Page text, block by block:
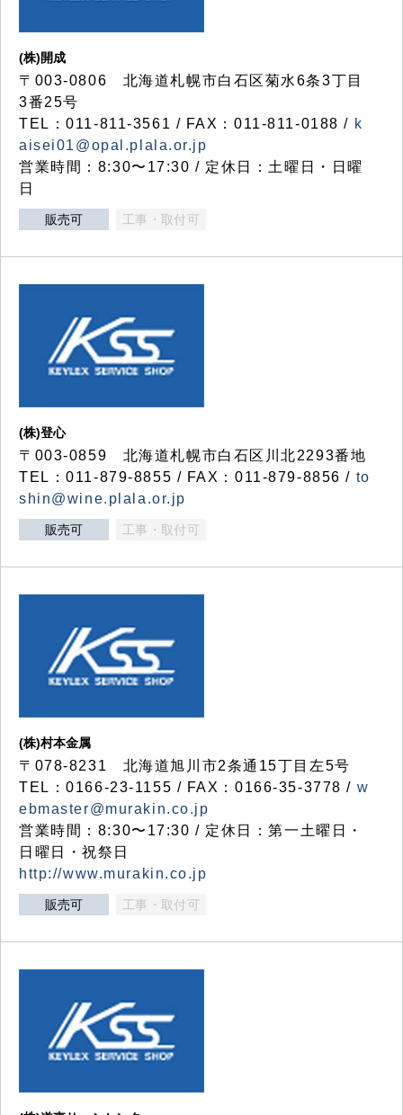
(株)開成
〒003-0806 北海道札幌市白石区菊水6条3丁目
3番25号
TEL：011-811-3561 / FAX：011-811-0188 / k
aisei01@opal.plala.or.jp
営業時間：8:30〜17:30 / 定休日：土曜日・日曜
日
販売可 工事・取付可
(株)登心
〒003-0859 北海道札幌市白石区川北2293番地
TEL：011-879-8855 / FAX：011-879-8856 / to
shin@wine.plala.or.jp
販売可 工事・取付可
(株)村本金属
〒078-8231 北海道旭川市2条通15丁目左5号
TEL：0166-23-1155 / FAX：0166-35-3778 / w
ebmaster@murakin.co.jp
営業時間：8:30〜17:30 / 定休日：第一土曜日・
日曜日・祝祭日
http://www.murakin.co.jp
販売可 工事・取付可